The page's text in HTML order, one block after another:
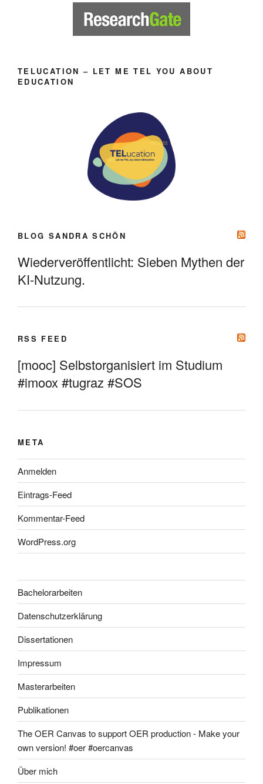
TELUCATION – LET ME TEL YOU ABOUT
EDUCATION
BLOG SANDRA SCHÖN
Wiederveröffentlicht: Sieben Mythen der
KI-Nutzung.
RSS FEED
[mooc] Selbstorganisiert im Studium
#imoox #tugraz #SOS
META
Anmelden
Eintrags-Feed
Kommentar-Feed
WordPress.org
Bachelorarbeiten
Datenschutzerklärung
Dissertationen
Impressum
Masterarbeiten
Publikationen
The OER Canvas to support OER production - Make your
own version! #oer #oercanvas
Über mich